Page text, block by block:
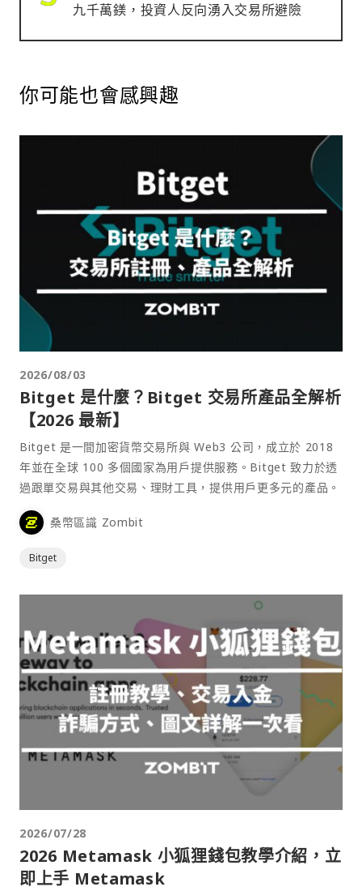
九千萬鎂，投資人反向湧入交易所避險
你可能也會感興趣
2026/08/03
Bitget 是什麼？Bitget 交易所產品全解析
【2026 最新】
Bitget 是一間加密貨幣交易所與 Web3 公司，成立於 2018
年並在全球 100 多個國家為用戶提供服務。Bitget 致力於透
過跟單交易與其他交易、理財工具，提供用戶更多元的產品。
桑幣區識 Zombit
Bitget
2026/07/28
2026 Metamask 小狐狸錢包教學介紹，立
即上手 Metamask